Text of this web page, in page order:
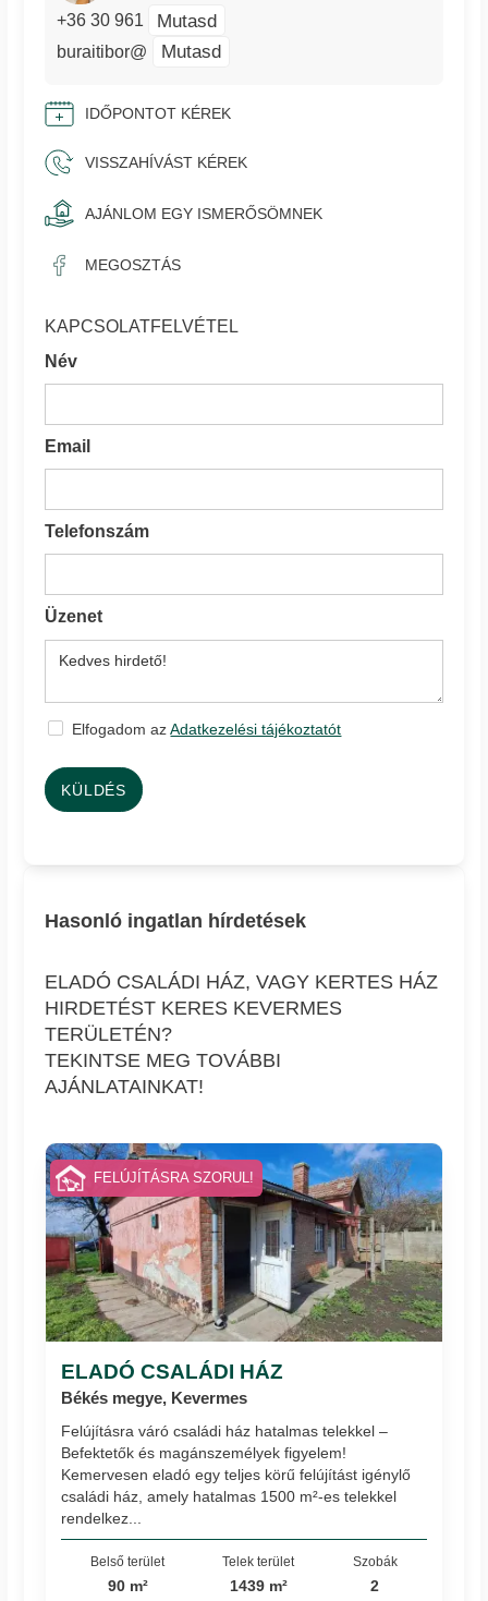
+36 30 961 Mutasd
buraitibor@ Mutasd
IDŐPONTOT KÉREK
VISSZAHÍVÁST KÉREK
AJÁNLOM EGY ISMERŐSÖMNEK
MEGOSZTÁS
KAPCSOLATFELVÉTEL
Név
Email
Telefonszám
Üzenet
Elfogadom azAdatkezelési tájékoztatót
KÜLDÉS
Hasonló ingatlan hírdetések
ELADÓ CSALÁDI HÁZ, VAGY KERTES HÁZ
HIRDETÉST KERES KEVERMES
TERÜLETÉN?
TEKINTSE MEG TOVÁBBI
AJÁNLATAINKAT!
ELADÓ CSALÁDI HÁZ
Békés megye, Kevermes
Felújításra váró családi ház hatalmas telekkel –
Befektetők és magánszemélyek figyelem!
Kemervesen eladó egy teljes körű felújítást igénylő
családi ház, amely hatalmas 1500 m²-es telekkel
rendelkez...
Belső terület
90 m²
Telek terület
1439 m²
Szobák
2
FELÚJÍTÁSRA SZORUL!